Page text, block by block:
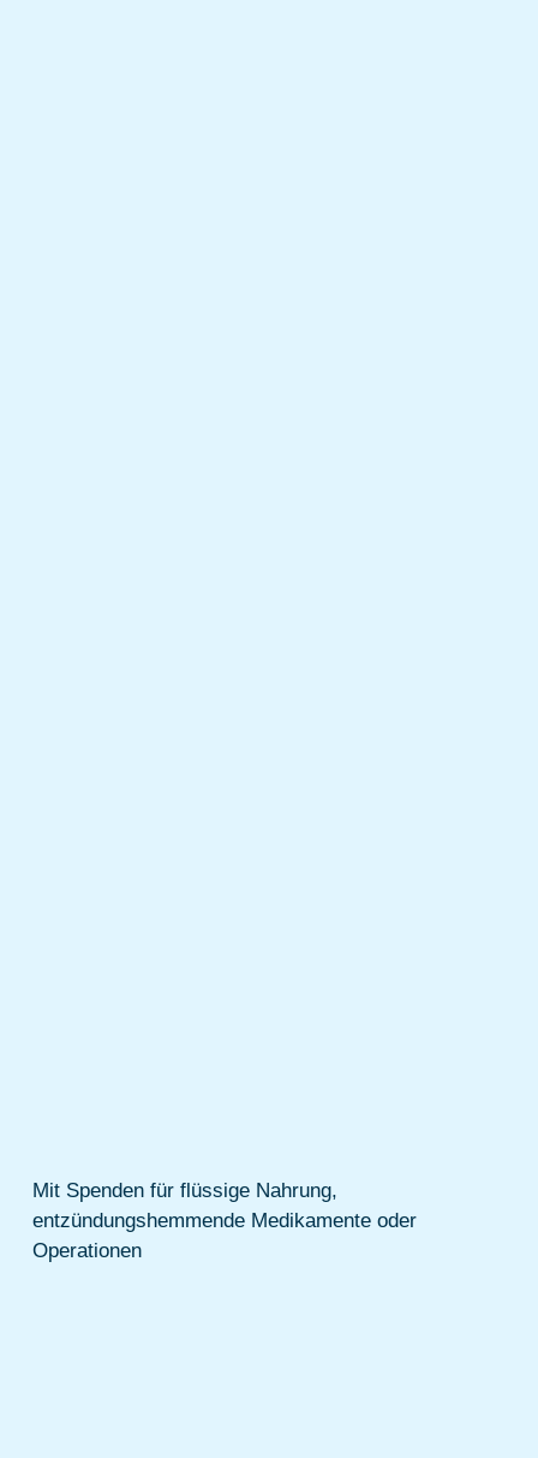
Mit Spenden für flüssige Nahrung,
entzündungshemmende Medikamente oder
Operationen